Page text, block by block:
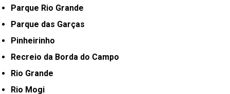
Parque Rio Grande
Parque das Garças
Pinheirinho
Recreio da Borda do Campo
Rio Grande
Rio Mogi